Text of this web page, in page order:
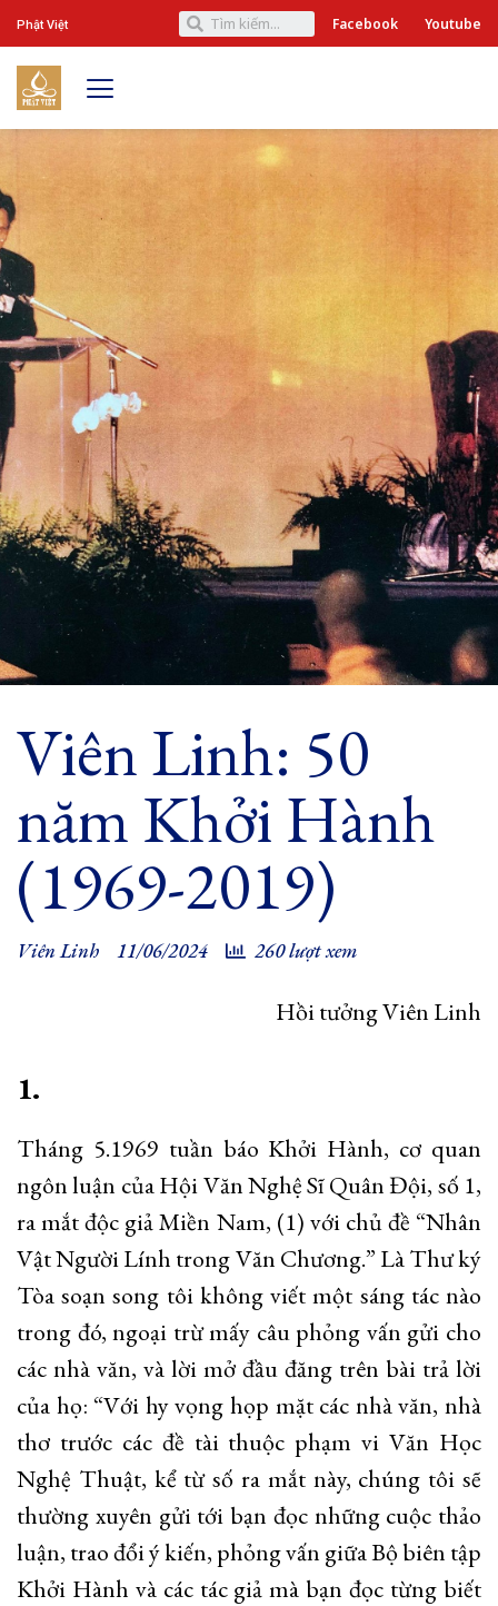
Phật Việt Facebook Youtube
Viên Linh: 50
năm Khởi Hành
(1969-2019)
Viên Linh 11/06/2024 260 lượt xem
Hồi tưởng Viên Linh
1.
Tháng 5.1969 tuần báo Khởi Hành, cơ quan
ngôn luận của Hội Văn Nghệ Sĩ Quân Đội, số 1,
ra mắt độc giả Miền Nam, (1) với chủ đề “Nhân
Vật Người Lính trong Văn Chương.” Là Thư ký
Tòa soạn song tôi không viết một sáng tác nào
trong đó, ngoại trừ mấy câu phỏng vấn gửi cho
các nhà văn, và lời mở đầu đăng trên bài trả lời
của họ: “Với hy vọng họp mặt các nhà văn, nhà
thơ trước các đề tài thuộc phạm vi Văn Học
Nghệ Thuật, kể từ số ra mắt này, chúng tôi sẽ
thường xuyên gửi tới bạn đọc những cuộc thảo
luận, trao đổi ý kiến, phỏng vấn giữa Bộ biên tập
Khởi Hành và các tác giả mà bạn đọc từng biết